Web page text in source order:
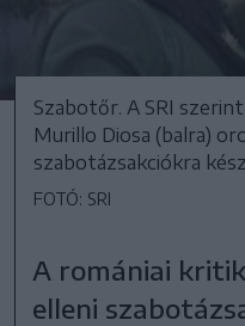
Szabotőr. A SRI
Murillo Diosa (balra)
szabotázsakciókra
FOTÓ: SRI
A romániai
elleni